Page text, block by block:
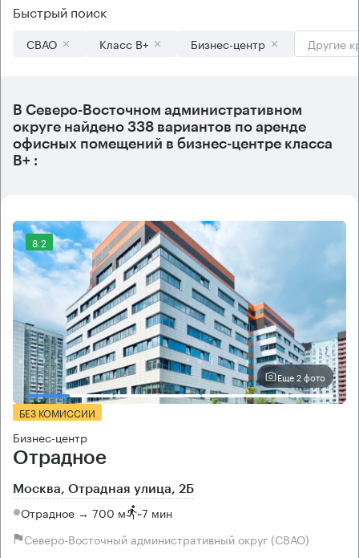
Быстрый поиск
СВАО Класс B+ Бизнес-центр Другие
В Северо-Восточном административном
округе найдено 338 вариантов по аренде
офисных помещений в бизнес-центре класса
B+ :
8.2
Еще 2 фото
БЕЗ КОМИССИИ
Бизнес-центр
Отрадное
Москва, Отрадная улица, 2Б
Отрадное → 700 м ~7 мин
Северо-Восточный административный округ (СВАО)